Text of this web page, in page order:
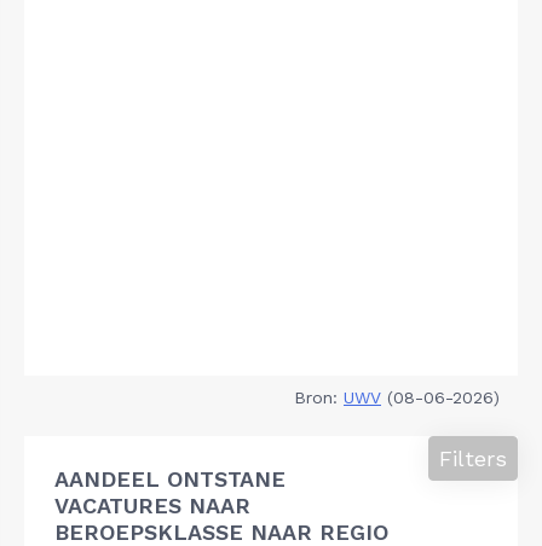
Bron: UWV (08-06-2026)
AANDEEL ONTSTANE
VACATURES NAAR
BEROEPSKLASSE NAAR REGIO
Filters